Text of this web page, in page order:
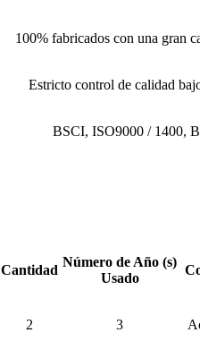
100% fabricados con una gran
Estricto control de calidad
BSCI, ISO9000 / 1400,
Cantidad
Número de Año (s)
Usado
2 3